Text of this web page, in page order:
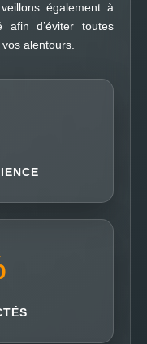
également à
afin d’éviter toutes
alentours.